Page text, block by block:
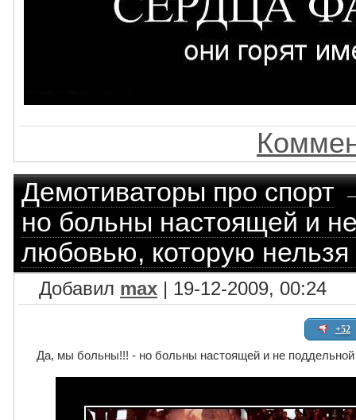
Демотиваторы про спорт
но больны настоящей и
любовью, которую нельзя
Добавил max | 19-12-2009, 00:24
+52
Да, мы больны!!! - но больны настоящей и не